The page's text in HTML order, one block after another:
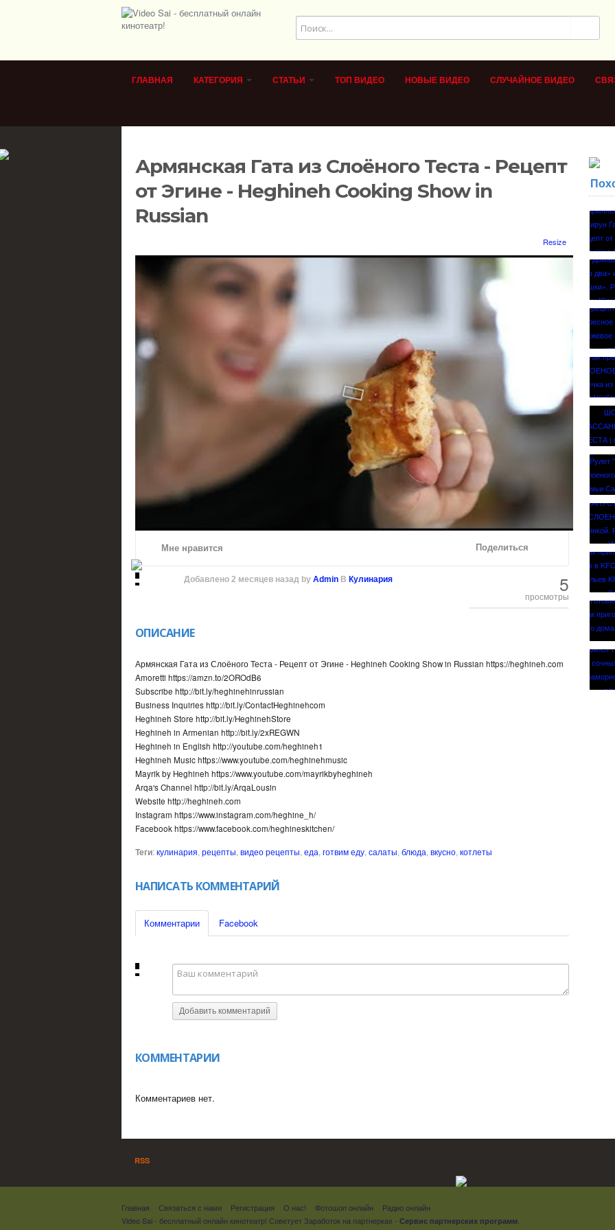
ГЛАВНАЯ КАТЕГОРИЯ СТАТЬИ ТОП ВИДЕО НОВЫЕ ВИДЕО СЛУЧАЙНОЕ ВИДЕО
Армянская Гата из Слоёного Теста - Рецепт
от Эгине - Heghineh Cooking Show in
Russian
Resize
Мне нравится Поделиться
Добавлено2 месяцев назад byAdmin В Кулинария 5
просмотры
ОПИСАНИЕ
Армянская Гата из Слоёного Теста - Рецепт от Эгине - Heghineh Cooking Show in Russian https://heghineh.com
Amoretti https://amzn.to/2OROdB6
Subscribe http://bit.ly/heghinehinrussian
Business Inquiries http://bit.ly/ContactHeghinehcom
Heghineh Store http://bit.ly/HeghinehStore
Heghineh in Armenian http://bit.ly/2xREGWN
Heghineh in English http://youtube.com/heghineh1
Heghineh Music https://www.youtube.com/heghinehmusic
Mayrik by Heghineh https://www.youtube.com/mayrikbyheghineh
Arqa's Channel http://bit.ly/ArqaLousin
Website http://heghineh.com
Instagram https://www.instagram.com/heghine_h/
Facebook https://www.facebook.com/heghineskitchen/
Теги:кулинария, рецепты, видео рецепты, еда, готвим еду, салаты, блюда, вкусно, котлеты
НАПИСАТЬ КОММЕНТАРИЙ
Комментарии Facebook
Добавить комментарий
КОММЕНТАРИИ
Комментариев нет.
RSS
Главная Связаться с нами Регистрация О нас! Фотошоп онлайн
Радио онлайн
Video Sai - бесплатный онлайн кинотеатр! Советует Заработок на партнерках - Сервис партнерских программ